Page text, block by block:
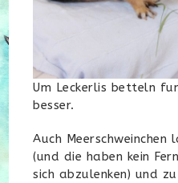
Um Leckerlis betteln
besser.
Auch Meerschweinchen
(und die haben kein
sich abzulenken) und